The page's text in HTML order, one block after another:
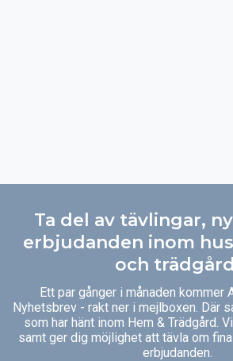
Ta del av tävlingar,
erbjudanden inom
och
Ett par gånger i månaden kommer
Nyhetsbrev - rakt ner i mejlboxen. Där
som har hänt inom Hem & Trädgård.
samt ger dig möjlighet att tävla om
erbjudanden.